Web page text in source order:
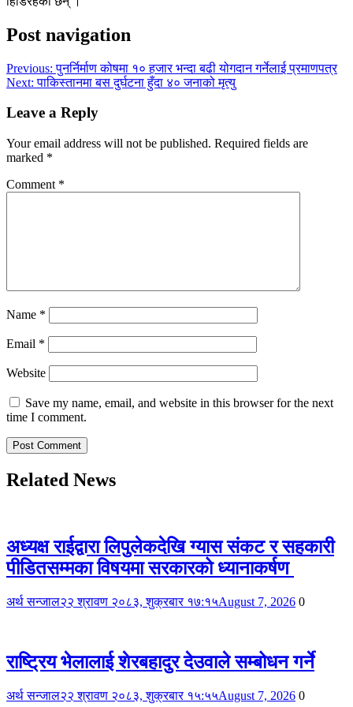
Post navigation
Previous: पुनर्निर्माण कोषमा १० हजार भन्दा बढी योगदान गर्नेलाई प्रमाणपत्र
Next: पाकिस्तानमा बस दुर्घटना हुँदा ४० जनाको मृत्यु
Leave a Reply
Your email address will not be published. Required fields are
marked *
Comment *
Name *
Email *
Website
Save my name, email, and website in this browser for the next
time I comment.
Related News
अध्यक्ष राईद्वारा लिपुलेकदेखि ग्यास संकट र सहकारी
पीडितसम्मका विषयमा सरकारको ध्यानाकर्षण
अर्थ सन्जाल२२ श्रावण २०८३, शुक्रबार १७:१५August 7, 2026 0
राष्ट्रिय भेलालाई शेरबहादुर देउवाले सम्बोधन गर्ने
अर्थ सन्जाल२२ श्रावण २०८३, शुक्रबार १५:५५August 7, 2026 0